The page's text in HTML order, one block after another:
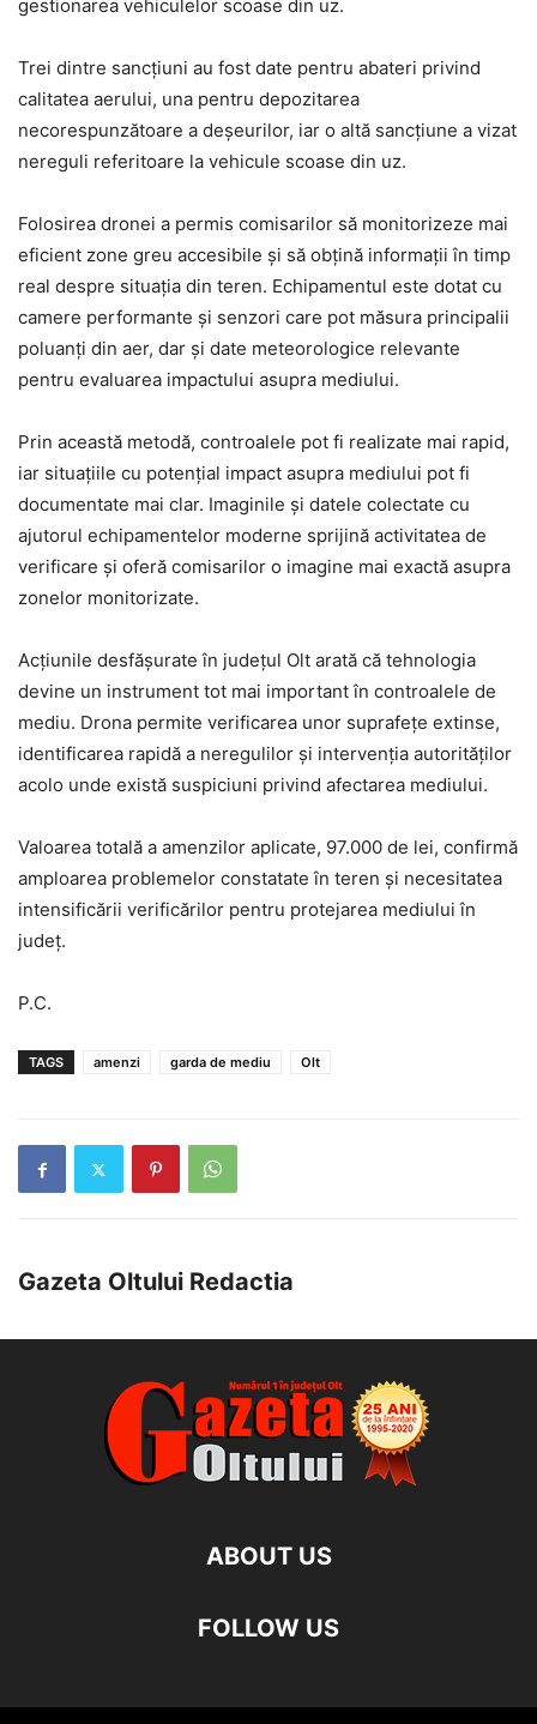
gestionarea vehiculelor scoase din uz.
Trei dintre sancțiuni au fost date pentru abateri privind
calitatea aerului, una pentru depozitarea
necorespunzătoare a deșeurilor, iar o altă sancțiune a vizat
nereguli referitoare la vehicule scoase din uz.
Folosirea dronei a permis comisarilor să monitorizeze mai
eficient zone greu accesibile și să obțină informații în timp
real despre situația din teren. Echipamentul este dotat cu
camere performante și senzori care pot măsura principalii
poluanți din aer, dar și date meteorologice relevante
pentru evaluarea impactului asupra mediului.
Prin această metodă, controalele pot fi realizate mai rapid,
iar situațiile cu potențial impact asupra mediului pot fi
documentate mai clar. Imaginile și datele colectate cu
ajutorul echipamentelor moderne sprijină activitatea de
verificare și oferă comisarilor o imagine mai exactă asupra
zonelor monitorizate.
Acțiunile desfășurate în județul Olt arată că tehnologia
devine un instrument tot mai important în controalele de
mediu. Drona permite verificarea unor suprafețe extinse,
identificarea rapidă a neregulilor și intervenția autorităților
acolo unde există suspiciuni privind afectarea mediului.
Valoarea totală a amenzilor aplicate, 97.000 de lei, confirmă
amploarea problemelor constatate în teren și necesitatea
intensificării verificărilor pentru protejarea mediului în
județ.
P.C.
TAGS amenzi garda de mediu Olt
Gazeta Oltului Redactia
ABOUT US
FOLLOW US